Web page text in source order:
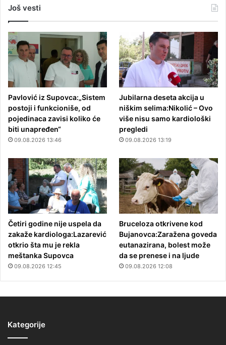
Još vesti
Pavlović iz Supovca:„Sistem
postoji i funkcioniše, od
pojedinaca zavisi koliko će
biti unapređen“
09.08.2026 13:46
Jubilarna deseta akcija u
niškim selima:Nikolić – Ovo
više nisu samo kardiološki
pregledi
09.08.2026 13:19
Četiri godine nije uspela da
zakaže kardiologa:Lazarević
otkrio šta mu je rekla
meštanka Supovca
09.08.2026 12:45
Bruceloza otkrivene kod
Bujanovca:Zaražena goveda
eutanazirana, bolest može
da se prenese i na ljude
09.08.2026 12:08
Kategorije